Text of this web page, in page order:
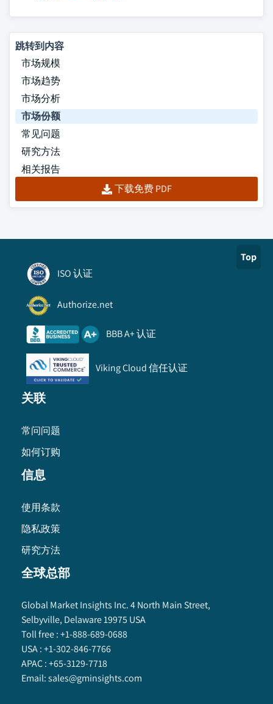
跳转到内容
市场规模
市场趋势
市场分析
市场份额
常见问题
研究方法
相关报告
下载免费 PDF
Top
ISO 认证
Authorize.net
BBB A+ 认证
Viking Cloud 信任认证
关联
常问问题
如何订购
信息
使用条款
隐私政策
研究方法
全球总部
Global Market Insights Inc. 4 North Main Street,
Selbyville, Delaware 19975 USA
Toll free :+1-888-689-0688
USA :+1-302-846-7766
APAC :+65-3129-7718
Email:sales@gminsights.com